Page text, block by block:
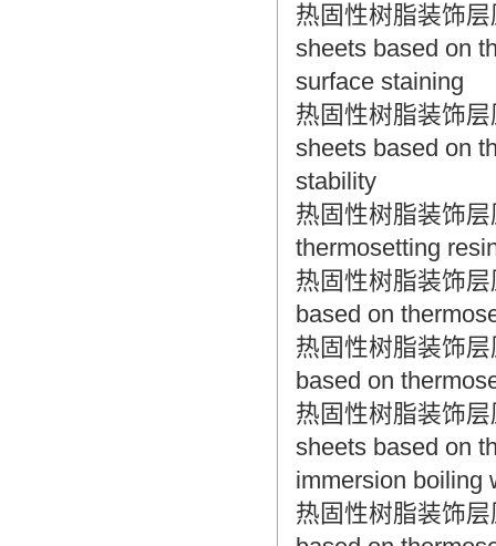
热固性树脂装饰
sheets based on
surface staining
热固性树脂装饰
sheets based on
stability
热固性树脂装饰
thermosetting
热固性树脂装饰
based on
热固性树脂装饰
based on
热固性树脂装饰
sheets based on
immersion boiling
热固性树脂装饰